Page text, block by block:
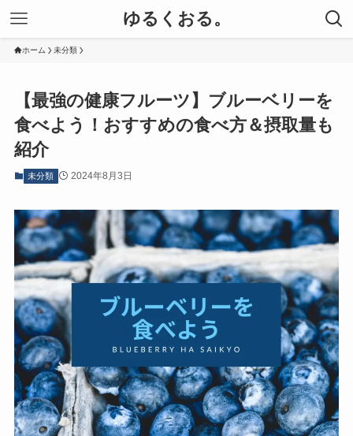
ゆるくおる。
ホーム 未分類
【最強の健康フルーツ】ブルーベリーを
食べよう！おすすめの食べ方＆摂取量も
紹介
未分類 2024年8月3日